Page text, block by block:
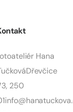
Hana
Dřevčice
250